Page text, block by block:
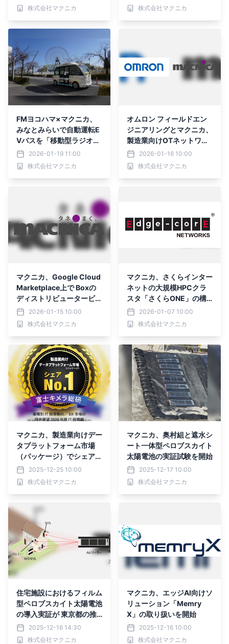
株式会社マクニカ
株式会社マクニカ
FMヨコハマ×マクニカ、
みなとみらいで自動運転E
Vバスを「移動型ラジオス
タジオ」として活用する共
同プロジェクトを開始
2026-01-19 11:00
株式会社マクニカ
オムロン フィールドエン
ジニアリングとマクニカ、
製造業向けOTネットワー
クのセキュリティ強化に関
する協業開始
2026-01-16 10:00
株式会社マクニカ
マクニカ、Google Cloud
Marketplace上で Boxの
ディストリビュータービジ
ネスを日本初展開
2026-01-15 10:00
株式会社マクニカ
マクニカ、さくらインター
ネットの大規模HPCクラ
スタ「さくらONE」の構
築を技術支援
2026-01-07 10:00
株式会社マクニカ
マクニカ、製造業向けデー
タプラットフォーム市場
（パッケージ）でシェア第
１位を獲得
2025-12-25 10:00
株式会社マクニカ
マクニカ、奥村組と遮水シ
ート一体型ペロブスカイト
太陽電池の実証試験を開始
2025-12-17 10:00
株式会社マクニカ
住宅施設におけるフィルム
型ペロブスカイト太陽電池
の導入実証が 東京都の推
進事業に採択
2025-12-16 14:30
株式会社マクニカ
マクニカ、エッジAI向けソ
リューション「Memry
X」の取り扱いを開始
2025-12-16 10:00
株式会社マクニカ